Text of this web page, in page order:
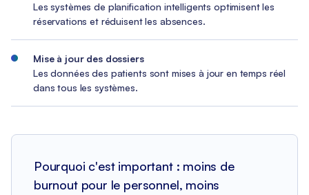
Les systèmes de planification intelligents optimisent les
réservations et réduisent les absences.
Mise à jour des dossiers
Les données des patients sont mises à jour en temps réel
dans tous les systèmes.
Pourquoi c'est important : moins de
burnout pour le personnel, moins